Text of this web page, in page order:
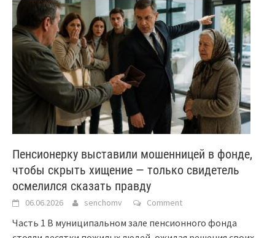
Пенсионерку выставили мошенницей в фонде,
чтобы скрыть хищение — только свидетель
осмелился сказать правду
06.06.2026 senchomv Comment
Часть 1 В муниципальном зале пенсионного фонда